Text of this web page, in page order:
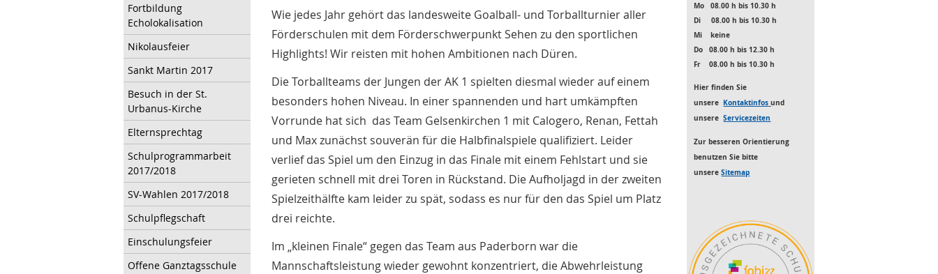
Fortbildung
Echolokalisation
Nikolausfeier
Sankt Martin 2017
Besuch in der St.
Urbanus-Kirche
Elternsprechtag
Schulprogrammarbeit
2017/2018
SV-Wahlen 2017/2018
Schulpflegschaft
Einschulungsfeier
Offene Ganztagsschule
Wie jedes Jahr gehört das landesweite Goalball- und Torballturnier aller
Förderschulen mit dem Förderschwerpunkt Sehen zu den sportlichen
Highlights! Wir reisten mit hohen Ambitionen nach Düren.
Die Torballteams der Jungen der AK 1 spielten diesmal wieder auf einem
besonders hohen Niveau. In einer spannenden und hart umkämpften
Vorrunde hat sich das Team Gelsenkirchen 1 mit Calogero, Renan, Fettah
und Max zunächst souverän für die Halbfinalspiele qualifiziert. Leider
verlief das Spiel um den Einzug in das Finale mit einem Fehlstart und sie
gerieten schnell mit drei Toren in Rückstand. Die Aufholjagd in der zweiten
Spielzeithälfte kam leider zu spät, sodass es nur für den das Spiel um Platz
drei reichte.
Im „kleinen Finale“ gegen das Team aus Paderborn war die
Mannschaftsleistung wieder gewohnt konzentriert, die Abwehrleistung
Mo08.00 h bis 10.30 h
Di 08.00 h bis 10.30 h
Mi keine
Do 08.00 h bis 12.30 h
Fr 08.00 h bis 10.30 h
Hier finden Sie
unsere Kontaktinfos und
unsereServicezeiten
Zur besseren Orientierung
benutzen Sie bitte
unsereSitemap